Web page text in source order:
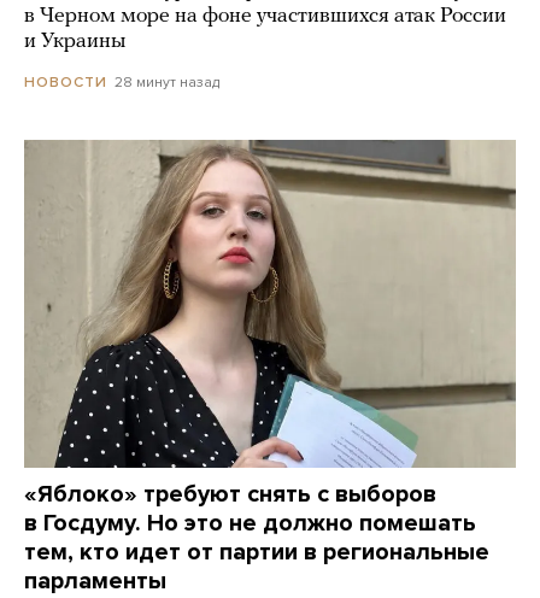
в Черном море на фоне участившихся атак России
и Украины
НОВОСТИ 28 минут назад
«Яблоко» требуют снять с выборов
в Госдуму. Но это не должно помешать
тем, кто идет от партии в региональные
парламенты